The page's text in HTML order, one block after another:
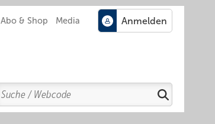
Abo & Shop Media
Search
Suchen